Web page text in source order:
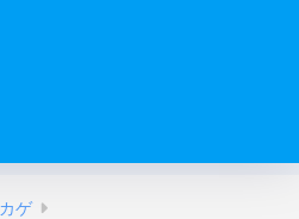
ゲ